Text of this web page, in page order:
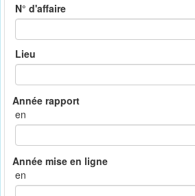
N° d'affaire
Lieu
en
en